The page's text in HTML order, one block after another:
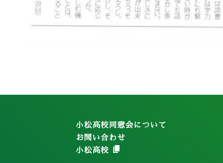
小松高校同窓会について
お問い合わせ
小松高校